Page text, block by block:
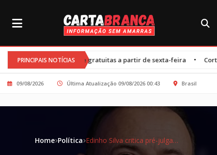
PRINCIPAIS NOTÍCIAS
e gratuitas a partir de sexta-feira•Cortes nos programas de
09/08/2026 Última Atualização 09/08/2026 00:43 Brasil
Home Política Edinho Silva critica pré-julgamento e defende direitos em relação ao caso Master